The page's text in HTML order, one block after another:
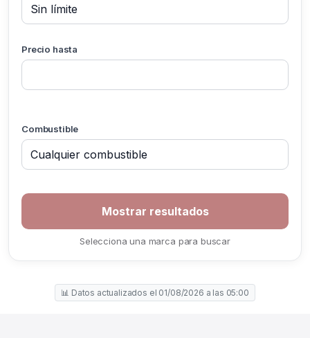
Precio hasta
Combustible
Selecciona una marca para buscar
📊 Datos actualizados el 01/08/2026 a las 05:00